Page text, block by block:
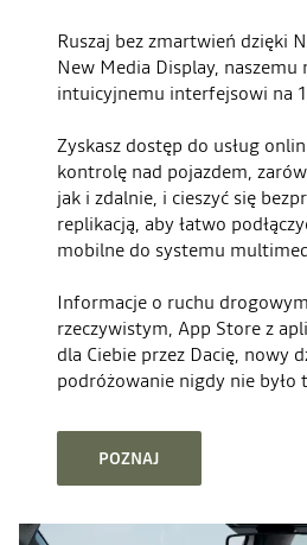
Ruszaj bez zmartwień dzięki
New Media Display, naszemu
intuicyjnemu interfejsowi na
Zyskasz dostęp do usług
kontrolę nad pojazdem,
jak i zdalnie, i cieszyć się
replikacją, aby łatwo
mobilne do systemu
Informacje o ruchu
rzeczywistym, App Store z
dla Ciebie przez Dacię, nowy
podróżowanie nigdy nie było
POZNAJ